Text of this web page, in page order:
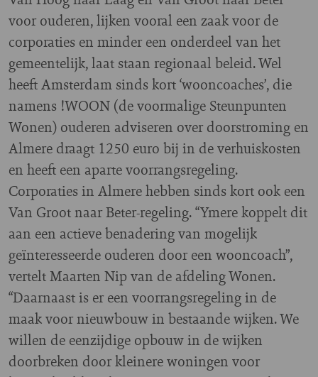
voor ouderen, lijken vooral een zaak voor de
corporaties en minder een onderdeel van het
gemeentelijk, laat staan regionaal beleid. Wel
heeft Amsterdam sinds kort ‘wooncoaches’, die
namens !WOON (de voormalige Steunpunten
Wonen) ouderen adviseren over doorstroming en
Almere draagt 1250 euro bij in de verhuiskosten
en heeft een aparte voorrangsregeling.
Corporaties in Almere hebben sinds kort ook een
Van Groot naar Beter-regeling. “Ymere koppelt dit
aan een actieve benadering van mogelijk
geïnteresseerde ouderen door een wooncoach”,
vertelt Maarten Nip van de afdeling Wonen.
“Daarnaast is er een voorrangsregeling in de
maak voor nieuwbouw in bestaande wijken. We
willen de eenzijdige opbouw in de wijken
doorbreken door kleinere woningen voor